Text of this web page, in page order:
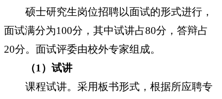
硕士研究生岗位招聘以面试的形式进行，
面试满分为100分，其中试讲占80分，答辩占
20分。面试评委由校外专家组成。
（1）试讲
课程试讲。采用板书形式，根据所应聘专